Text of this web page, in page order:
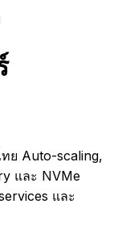
ย Auto-scaling,
และ NVMe
และ